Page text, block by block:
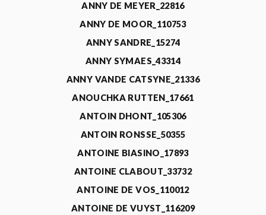
ANNY DE MEYER_22816
ANNY DE MOOR_110753
ANNY SANDRE_15274
ANNY SYMAES_43314
ANNY VANDE CATSYNE_21336
ANOUCHKA RUTTEN_17661
ANTOIN DHONT_105306
ANTOIN RONSSE_50355
ANTOINE BIASINO_17893
ANTOINE CLABOUT_33732
ANTOINE DE VOS_110012
ANTOINE DE VUYST_116209